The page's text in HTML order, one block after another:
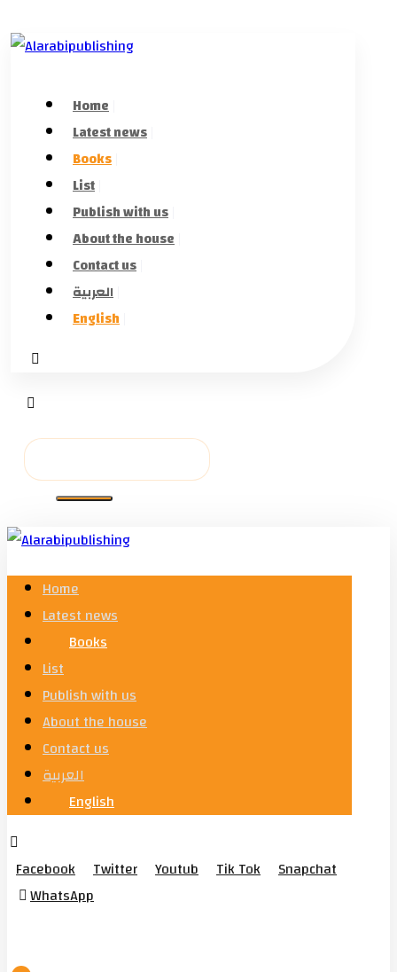
Home
Latest news
Books
List
Publish with us
About the house
Contact us
العربية
English
Home
Latest news
Books
List
Publish with us
About the house
Contact us
العربية
English
Facebook Twitter Youtub Tik Tok
Snapchat
WhatsApp